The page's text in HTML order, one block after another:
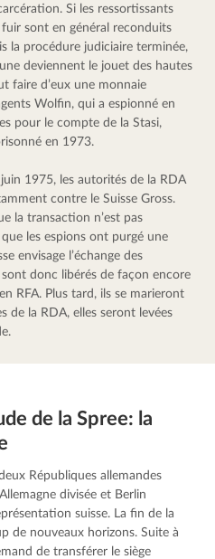
Si les ressortissants
sont en général reconduits
la procédure judiciaire terminée,
deviennent le jouet des hautes
faire d’eux une monnaie
Wolfin, qui a espionné en
pour le compte de la Stasi,
en 1973.
1975, les autorités de la RDA
contre le Suisse Gross.
la transaction n’est pas
que les espions ont purgé une
envisage l’échange des
donc libérés de façon encore
RFA. Plus tard, ils se marieront
de la RDA, elles seront levées
de la Spree: la
Républiques allemandes
divisée et Berlin
suisse. La fin de la
de nouveaux horizons. Suite à
de transférer le siège